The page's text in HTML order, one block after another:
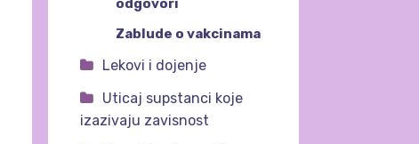
odgovori
Zablude o vakcinama
Lekovi i dojenje
Uticaj supstanci koje
izazivaju zavisnost